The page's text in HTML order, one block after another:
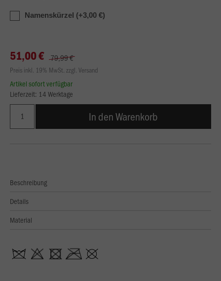
Namenskürzel (+3,00 €)
51,00 € 79,99 €
Preis inkl. 19% MwSt. zzgl. Versand
Artikel sofort verfügbar
Lieferzeit: 14 Werktage
In den Warenkorb
Beschreibung
Details
Material